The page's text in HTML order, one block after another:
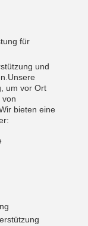
für
und
um vor Ort
von
bieten eine